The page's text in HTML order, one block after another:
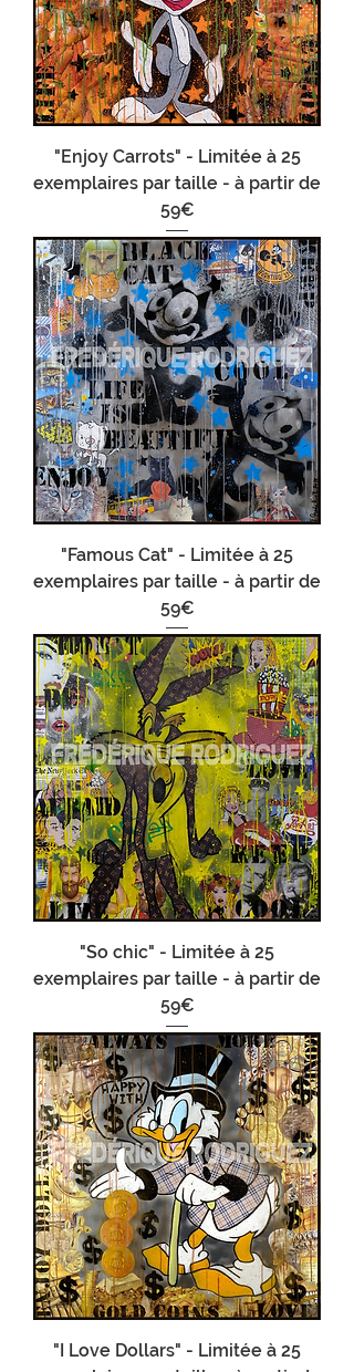
"Enjoy Carrots" - Limitée à 25
exemplaires par taille - à partir de
59€
"Famous Cat" - Limitée à 25
exemplaires par taille - à partir de
59€
"So chic" - Limitée à 25
exemplaires par taille - à partir de
59€
"I Love Dollars" - Limitée à 25